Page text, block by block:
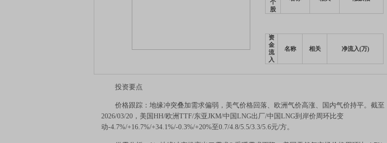
个
股
资
金
流
入
名称 相关 净流入(万)
投资要点
价格跟踪：地缘冲突叠加需求偏弱，美气价格回落、欧洲气价高涨、国内气价持平。截至
2026/03/20，美国HH/欧洲TTF/东亚JKM/中国LNG出厂/中国LNG到岸价周环比变
动-4.7%/+16.7%/+34.1%/-0.3%/+20%至0.7/4.8/5.5/3.3/5.6元/方。